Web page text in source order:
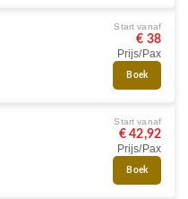
Start vanaf
€ 38
Prijs/Pax
Boek
Start vanaf
€ 42,92
Prijs/Pax
Boek